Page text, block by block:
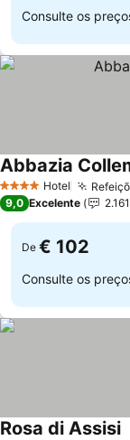
Consulte os
4 EstrelasHotel
Abbazia
9,0 Excelente 2.161
De € 102
Consulte os
Rosa di Assisi